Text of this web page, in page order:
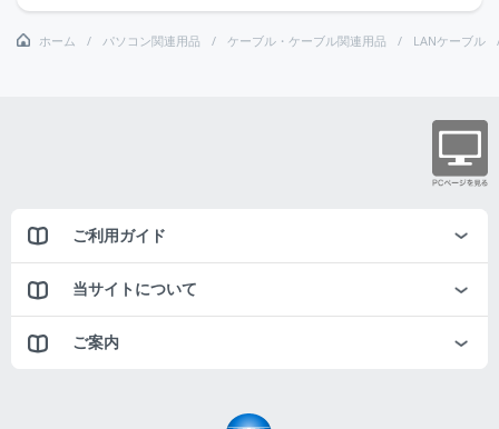
ホーム パソコン関連用品 ケーブル・ケーブル関連用品 LANケーブル
ご利用ガイド
当サイトについて
ご案内